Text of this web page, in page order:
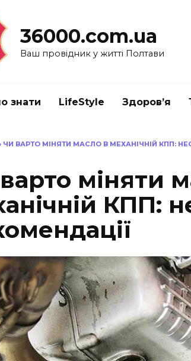
36000.com.ua
Ваш провідник у житті Полтави
знати LifeStyle Здоров’я
ЧИ ВАРТО МІНЯТИ МАСЛО В МЕХАНІЧНІЙ КПП:
міняти
КПП: